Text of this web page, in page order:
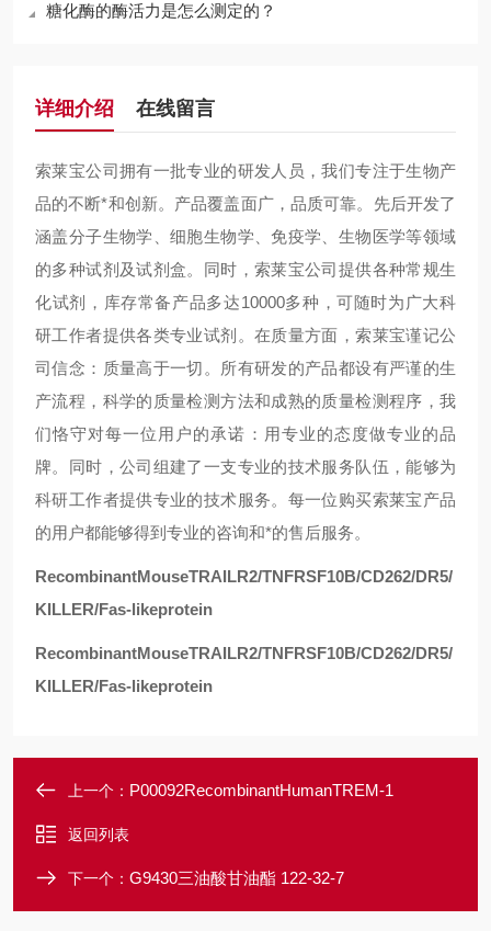
糖化酶的酶活力是怎么测定的？
详细介绍 在线留言
索莱宝公司拥有一批专业的研发人员，我们专注于生物产
品的不断*和创新。产品覆盖面广，品质可靠。先后开发了
涵盖分子生物学、细胞生物学、免疫学、生物医学等领域
的多种试剂及试剂盒。同时，索莱宝公司提供各种常规生
化试剂，库存常备产品多达10000多种，可随时为广大科
研工作者提供各类专业试剂。在质量方面，索莱宝谨记公
司信念：质量高于一切。所有研发的产品都设有严谨的生
产流程，科学的质量检测方法和成熟的质量检测程序，我
们恪守对每一位用户的承诺：用专业的态度做专业的品
牌。同时，公司组建了一支专业的技术服务队伍，能够为
科研工作者提供专业的技术服务。每一位购买索莱宝产品
的用户都能够得到专业的咨询和*的售后服务。
RecombinantMouseTRAILR2/TNFRSF10B/CD262/DR5/
KILLER/Fas-likeprotein
RecombinantMouseTRAILR2/TNFRSF10B/CD262/DR5/
KILLER/Fas-likeprotein
上一个： P00092RecombinantHumanTREM-1
返回列表
下一个： G9430三油酸甘油酯 122-32-7